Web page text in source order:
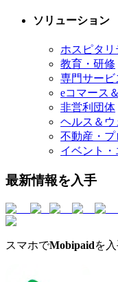
ソリューション
ホスピタ
教育・研修
専門サービ
eコマース
非営利団体
ヘルス＆ウ
不動産・プ
イベント
最新情報を入手
スマホでMobipaidを